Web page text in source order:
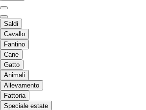
Saldi
Cavallo
Fantino
Cane
Gatto
Animali
Allevamento
Fattoria
Speciale estate